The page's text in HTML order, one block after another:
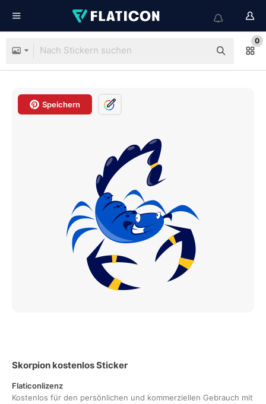
0
Speichern
Skorpion kostenlos Sticker
Flaticonlizenz
Kostenlos für den persönlichen und kommerziellen Gebrauch mit